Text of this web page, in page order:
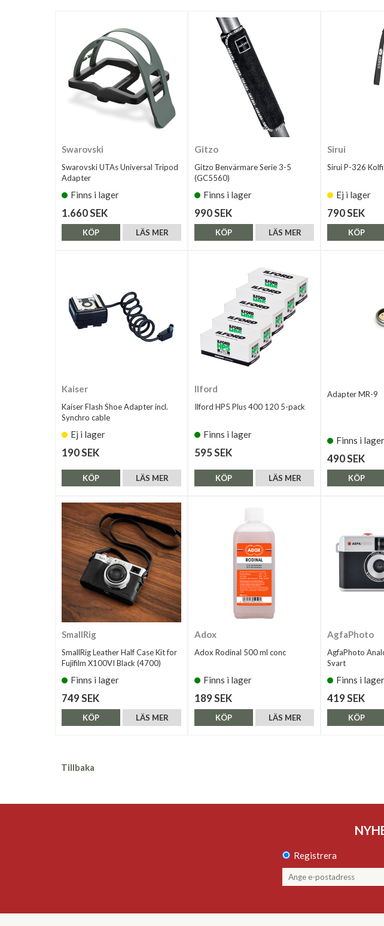
Swarovski
Swarovski UTAs Universal Tripod
Adapter
Finns i lager
1.660 SEK
LÄS MER
KÖP
Gitzo
Gitzo Benvärmare Serie 3-5
(GC5560)
Finns i lager
990 SEK
LÄS MER
KÖP
Sirui
Sirui P-326
Ej i lager
790 SEK
KÖP
Kaiser
Kaiser Flash Shoe Adapter incl.
Synchro cable
Ej i lager
190 SEK
LÄS MER
KÖP
Ilford
Ilford HP5 Plus 400 120 5-pack
Finns i lager
595 SEK
LÄS MER
KÖP
Adapter MR-9
Finns i lager
490 SEK
KÖP
SmallRig
SmallRig Leather Half Case Kit for
Fujifilm X100VI Black (4700)
Finns i lager
749 SEK
LÄS MER
KÖP
Adox
Adox Rodinal 500 ml conc
Finns i lager
189 SEK
LÄS MER
KÖP
AgfaPhoto
AgfaPhoto
Svart
Finns i lager
419 SEK
KÖP
Tillbaka
Registrera